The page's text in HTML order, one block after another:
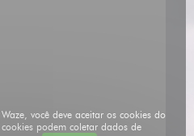
você deve aceitar os cookies do
podem coletar dados de